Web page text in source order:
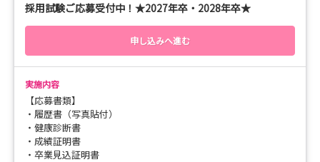
＼是非ご来院いただき、金沢文庫病院のあたたかな雰囲気をご覧
～たくさんの学生さまとお会いできることを、楽しみにしてお
ります～
採用試験ご応募受付中！★2027年卒・2028年卒★
申し込みへ進む
実施内容
【応募書類】
・履歴書（写真貼付）
・健康診断書
・成績証明書
・卒業見込証明書